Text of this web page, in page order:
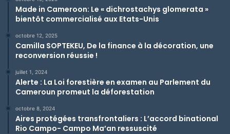
Made in Cameroon: Le « dichrostachys glomerata »
bientôt commercialisé aux Etats-Unis
octobre 12, 2025
Camilla SOPTEKEU, De la finance à la décoration, une
reconversion réussie !
juillet 1, 2024
Alerte : La Loi forestière en examen au Parlement du
Cameroun promeut la déforestation
octobre 8, 2024
Aires protégées transfrontaliers : L’accord binational
Rio Campo- Campo Ma’an ressuscité